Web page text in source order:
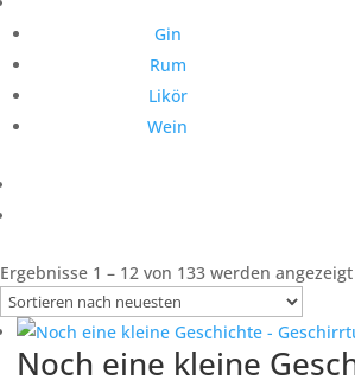
Gin
Rum
Likör
Wein
Ergebnisse 1 – 12 von 133 werden angezeigt
Noch eine kleine